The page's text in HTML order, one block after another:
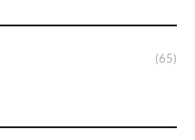
(65)